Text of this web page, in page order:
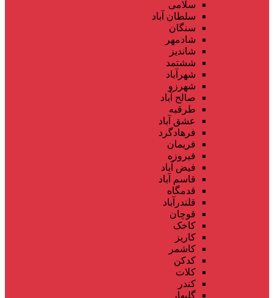
سلامی
سلطان آباد
سنگان
شادمهر
شاندیز
ششتمد
شهرآباد
شهرزو
صالح آباد
طرقبه
عشق آباد
فرهادگرد
فریمان
فیروزه
فیض آباد
قاسم آباد
قدمگاه
قلندرآباد
قوچان
کاخک
کاریز
کاشمر
کدکن
کلات
کندر
گلبهار